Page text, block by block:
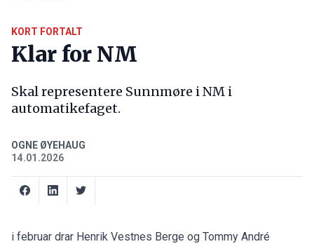
KORT FORTALT
Klar for NM
Skal representere Sunnmøre i NM i
automatikefaget.
OGNE ØYEHAUG
14.01.2026
i februar drar Henrik Vestnes Berge og Tommy André